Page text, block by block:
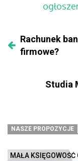
Rachunek
firmowe?
Studia
NASZE PROPOZYCJE
MAŁA